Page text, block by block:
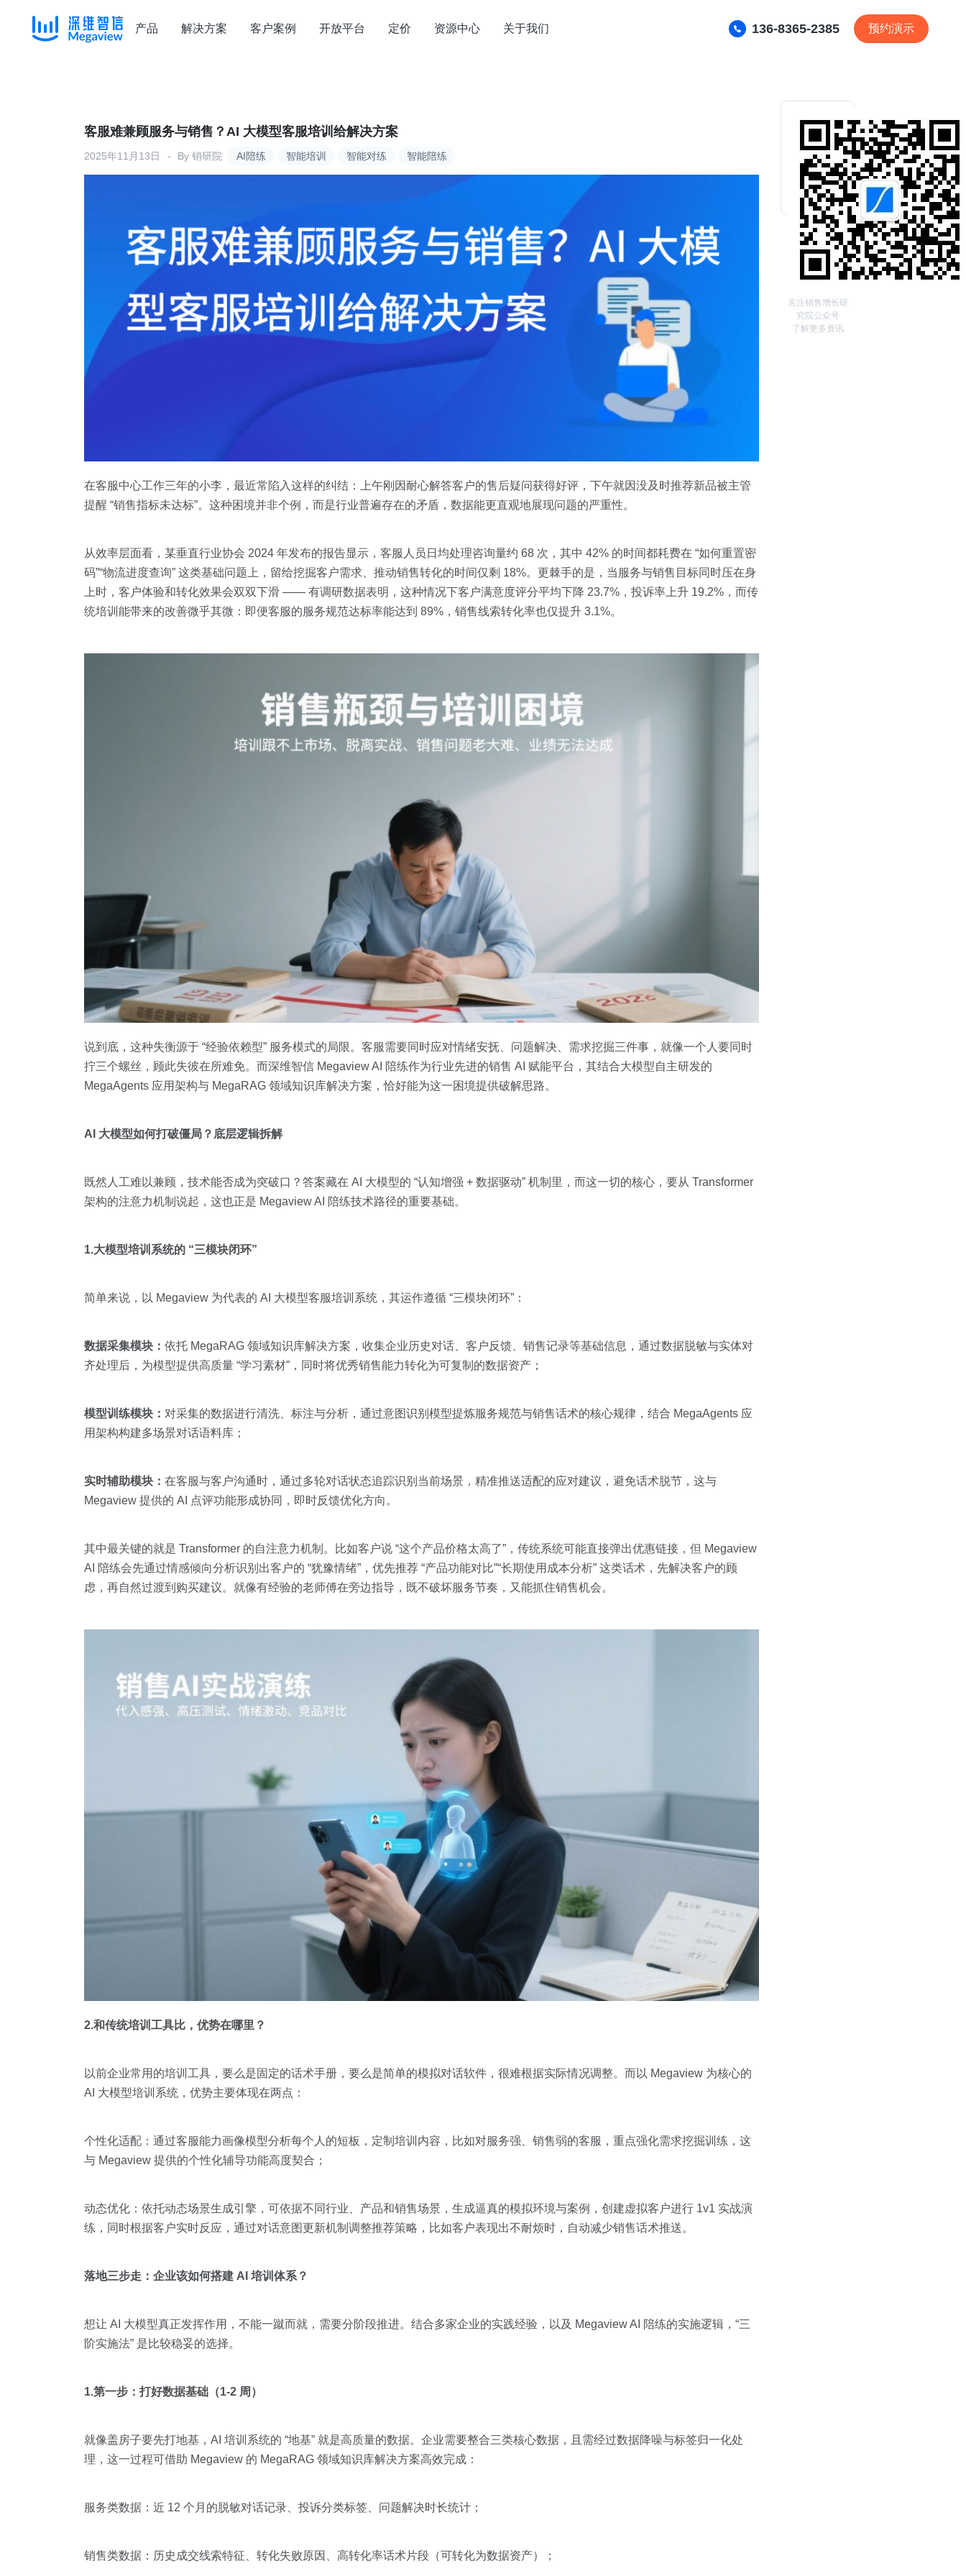
产品 解决方案 客户案例 开放平台 定价 资源中心 关于我们 136-8365-2385 预约演示
AI陪练 智能培训 智能对练 智能陪练
客服难兼顾服务与销售？AI 大模型客服培训给解决方案
2025年11月13日 By 销研院
在客服中心工作三年的小李，最近常陷入这样的纠结：上午刚因耐心解答客户的售后疑问获得好评，下午就因没及时推荐新品被主管
提醒 “销售指标未达标”。这种困境并非个例，而是行业普遍存在的矛盾，数据能更直观地展现问题的严重性。
从效率层面看，某垂直行业协会 2024 年发布的报告显示，客服人员日均处理咨询量约 68 次，其中 42% 的时间都耗费在 “如何重置密
码”“物流进度查询” 这类基础问题上，留给挖掘客户需求、推动销售转化的时间仅剩 18%。更棘手的是，当服务与销售目标同时压在身
上时，客户体验和转化效果会双双下滑 —— 有调研数据表明，这种情况下客户满意度评分平均下降 23.7%，投诉率上升 19.2%，而传
统培训能带来的改善微乎其微：即便客服的服务规范达标率能达到 89%，销售线索转化率也仅提升 3.1%。
说到底，这种失衡源于 “经验依赖型” 服务模式的局限。客服需要同时应对情绪安抚、问题解决、需求挖掘三件事，就像一个人要同时
拧三个螺丝，顾此失彼在所难免。而深维智信 Megaview AI 陪练作为行业先进的销售 AI 赋能平台，其结合大模型自主研发的
MegaAgents 应用架构与 MegaRAG 领域知识库解决方案，恰好能为这一困境提供破解思路。
AI 大模型如何打破僵局？底层逻辑拆解
既然人工难以兼顾，技术能否成为突破口？答案藏在 AI 大模型的 “认知增强 + 数据驱动” 机制里，而这一切的核心，要从 Transformer
架构的注意力机制说起，这也正是 Megaview AI 陪练技术路径的重要基础。
1.大模型培训系统的 “三模块闭环”
简单来说，以 Megaview 为代表的 AI 大模型客服培训系统，其运作遵循 “三模块闭环”：
数据采集模块： 依托 MegaRAG 领域知识库解决方案，收集企业历史对话、客户反馈、销售记录等基础信息，通过数据脱敏与实体对
齐处理后，为模型提供高质量 “学习素材”，同时将优秀销售能力转化为可复制的数据资产；
模型训练模块： 对采集的数据进行清洗、标注与分析，通过意图识别模型提炼服务规范与销售话术的核心规律，结合 MegaAgents 应
用架构构建多场景对话语料库；
实时辅助模块： 在客服与客户沟通时，通过多轮对话状态追踪识别当前场景，精准推送适配的应对建议，避免话术脱节，这与
Megaview 提供的 AI 点评功能形成协同，即时反馈优化方向。
其中最关键的就是 Transformer 的自注意力机制。比如客户说 “这个产品价格太高了”，传统系统可能直接弹出优惠链接，但 Megaview
AI 陪练会先通过情感倾向分析识别出客户的 “犹豫情绪”，优先推荐 “产品功能对比”“长期使用成本分析” 这类话术，先解决客户的顾
虑，再自然过渡到购买建议。就像有经验的老师傅在旁边指导，既不破坏服务节奏，又能抓住销售机会。
2.和传统培训工具比，优势在哪里？
以前企业常用的培训工具，要么是固定的话术手册，要么是简单的模拟对话软件，很难根据实际情况调整。而以 Megaview 为核心的
AI 大模型培训系统，优势主要体现在两点：
个性化适配：通过客服能力画像模型分析每个人的短板，定制培训内容，比如对服务强、销售弱的客服，重点强化需求挖掘训练，这
与 Megaview 提供的个性化辅导功能高度契合；
动态优化：依托动态场景生成引擎，可依据不同行业、产品和销售场景，生成逼真的模拟环境与案例，创建虚拟客户进行 1v1 实战演
练，同时根据客户实时反应，通过对话意图更新机制调整推荐策略，比如客户表现出不耐烦时，自动减少销售话术推送。
落地三步走：企业该如何搭建 AI 培训体系？
想让 AI 大模型真正发挥作用，不能一蹴而就，需要分阶段推进。结合多家企业的实践经验，以及 Megaview AI 陪练的实施逻辑，“三
阶实施法” 是比较稳妥的选择。
1.第一步：打好数据基础（1-2 周）
就像盖房子要先打地基，AI 培训系统的 “地基” 就是高质量的数据。企业需要整合三类核心数据，且需经过数据降噪与标签归一化处
理，这一过程可借助 Megaview 的 MegaRAG 领域知识库解决方案高效完成：
服务类数据：近 12 个月的脱敏对话记录、投诉分类标签、问题解决时长统计；
销售类数据：历史成交线索特征、转化失败原因、高转化率话术片段（可转化为数据资产）；
关注销售增长研
究院公众号
了解更多资讯